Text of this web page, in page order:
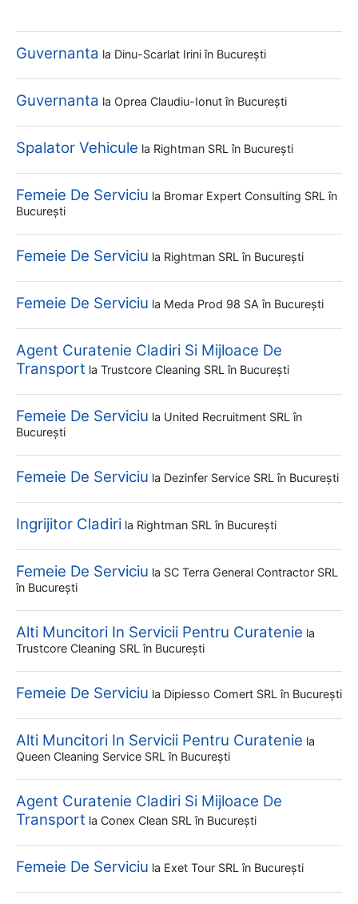
Guvernanta la Dinu-Scarlat Irini în București
Guvernanta la Oprea Claudiu-Ionut în București
Spalator Vehicule la Rightman SRL în București
Femeie De Serviciu la Bromar Expert Consulting SRL în
București
Femeie De Serviciu la Rightman SRL în București
Femeie De Serviciu la Meda Prod 98 SA în București
Agent Curatenie Cladiri Si Mijloace De
Transport la Trustcore Cleaning SRL în București
Femeie De Serviciu la United Recruitment SRL în
București
Femeie De Serviciu la Dezinfer Service SRL în București
Ingrijitor Cladiri la Rightman SRL în București
Femeie De Serviciu la SC Terra General Contractor SRL
în București
Alti Muncitori In Servicii Pentru Curatenie la
Trustcore Cleaning SRL în București
Femeie De Serviciu la Dipiesso Comert SRL în București
Alti Muncitori In Servicii Pentru Curatenie la
Queen Cleaning Service SRL în București
Agent Curatenie Cladiri Si Mijloace De
Transport la Conex Clean SRL în București
Femeie De Serviciu la Exet Tour SRL în București